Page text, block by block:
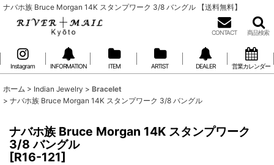
ナバホ族 Bruce Morgan 14K スタンプワーク 3/8 バングル 【送料無料】
CONTACT 商品検索
Instagram INFORMATION ITEM ARTIST DEALER 営業カレンダー
ホーム > Indian Jewelry > Bracelet
> ナバホ族 Bruce Morgan 14K スタンプワーク 3/8 バングル
ナバホ族 Bruce Morgan 14K スタンプワーク
3/8 バングル
[R16-121]